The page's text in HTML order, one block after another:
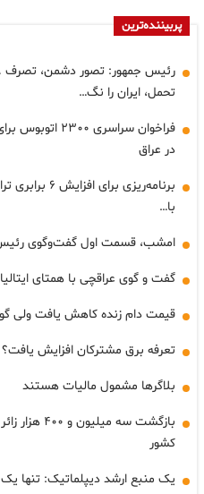
پربیننده‌ترین
تحمل، ایران را نگ…
در عراق
برنامه‌ریزی
با…
امشب، قسمت اول گفت‌وگوی
گفت و گوی عراقچی با همتای
قیمت دام زنده کاهش یافت ولی
تعرفه برق مشترکان افزایش
بلاگرها مشمول مالیات هستند
بازگشت سه
کشور
یک منبع ارشد دیپلماتیک: تنها